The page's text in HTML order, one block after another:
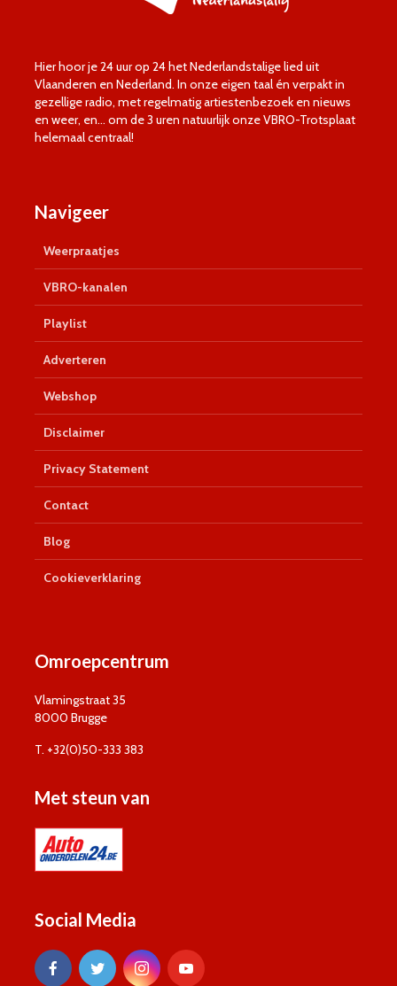
Hier hoor je 24 uur op 24 het Nederlandstalige lied uit
Vlaanderen en Nederland. In onze eigen taal én verpakt in
gezellige radio, met regelmatig artiestenbezoek en nieuws
en weer, en… om de 3 uren natuurlijk onze VBRO-Trotsplaat
helemaal centraal!
Navigeer
Weerpraatjes
VBRO-kanalen
Playlist
Adverteren
Webshop
Disclaimer
Privacy Statement
Contact
Blog
Cookieverklaring
Omroepcentrum
Vlamingstraat 35
8000 Brugge
T. +32(0)50-333 383
Met steun van
Social Media